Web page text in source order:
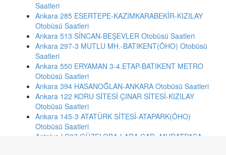
Saatleri
Ankara 285 ESERTEPE-KAZIMKARABEKİR-KIZILAY
Otobüsü Saatleri
Ankara 513 SİNCAN-BEŞEVLER Otobüsü Saatleri
Ankara 297-3 MUTLU MH.-BATIKENT(ÖHO) Otobüsü
Saatleri
Ankara 550 ERYAMAN 3-4.ETAP-BATIKENT METRO
Otobüsü Saatleri
Ankara 394 HASANOĞLAN-ANKARA Otobüsü Saatleri
Ankara 122 KORU SİTESİ ÇINAR SİTESİ-KIZILAY
Otobüsü Saatleri
Ankara 145-3 ATATÜRK SİTESİ-ATAPARK(ÖHO)
Otobüsü Saatleri
Antalya LC37 GÜZELOBA-LARA CAD.-MURATPAŞA